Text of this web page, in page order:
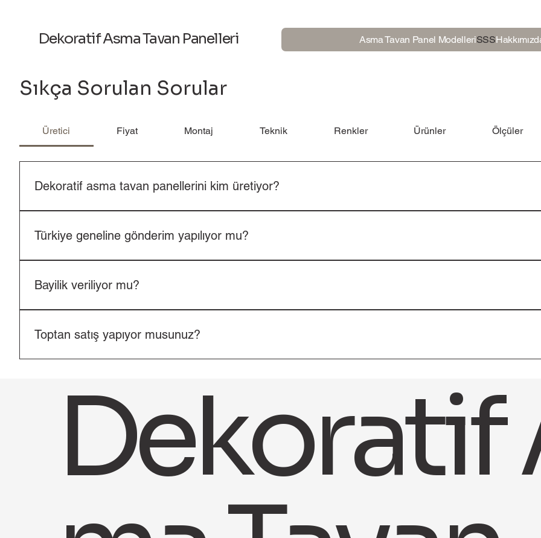
Dekoratif Asma Tavan Panelleri Asma Tavan Panel ModelleriSSS
Sıkça Sorulan Sorular
Üretici Fiyat Montaj Teknik Renkler Ürünler Ölçüler
Dekoratif asma tavan panellerini kim üretiyor?
Türkiye geneline gönderim yapılıyor mu?
Bayilik veriliyor mu?
Toptan satış yapıyor musunuz?
Dekoratif